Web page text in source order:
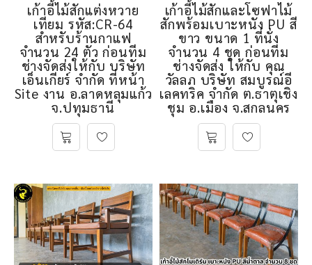
เก้าอี้ไม้สักแต่งหวาย
เทียม รหัส:CR-64
สำหรับร้านกาแฟ
จำนวน 24 ตัว ก่อนทีม
ช่างจัดส่งให้กับ บริษัท
เอ็นเกียร์ จำกัด ที่หน้า
Site งาน อ.ลาดหลุมแก้ว
จ.ปทุมธานี
เก้าอี้ไม้สักและโซฟาไม้
สักพร้อมเบาะหนัง PU สี
ขาว ขนาด 1 ที่นั่ง
จำนวน 4 ชุด ก่อนทีม
ช่างจัดส่ง ให้กับ คุณ
วัลลภ บริษัท สมบูรณ์อี
เลคทริค จํากัด ต.ธาตุเชิง
ชุม อ.เมือง จ.สกลนคร